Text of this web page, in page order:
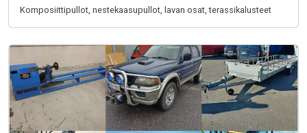
Komposiittipullot, nestekaasupullot, lavan osat, terassikalusteet